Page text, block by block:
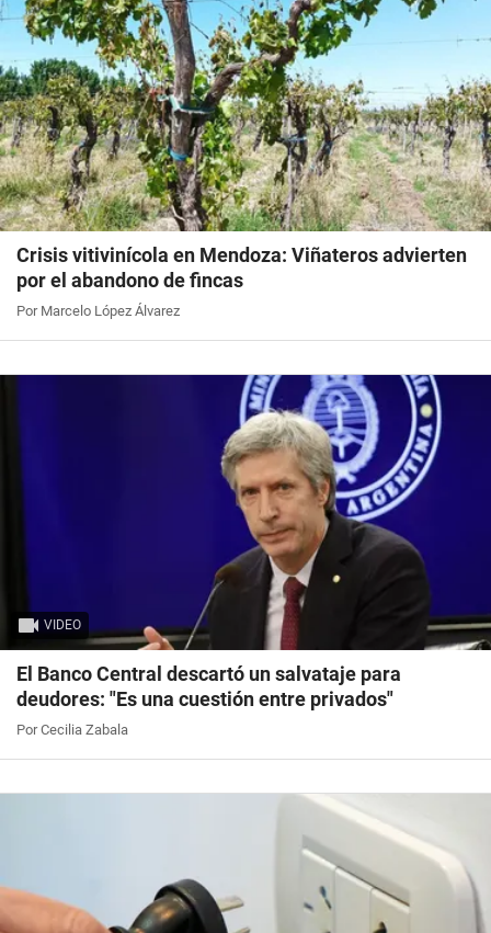
Crisis vitivinícola en Mendoza: Viñateros advierten
por el abandono de fincas
Por Marcelo López Álvarez
VIDEO
El Banco Central descartó un salvataje para
deudores: "Es una cuestión entre privados"
Por Cecilia Zabala